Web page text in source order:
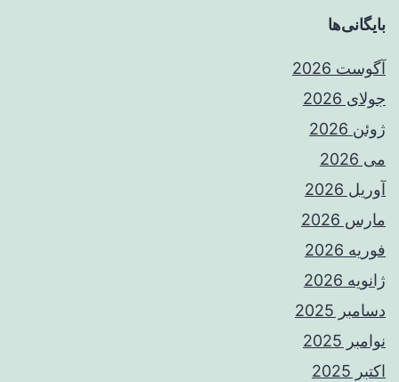
بایگانی‌ها
آگوست 2026
جولای 2026
ژوئن 2026
می 2026
آوریل 2026
مارس 2026
فوریه 2026
ژانویه 2026
دسامبر 2025
نوامبر 2025
اکتبر 2025